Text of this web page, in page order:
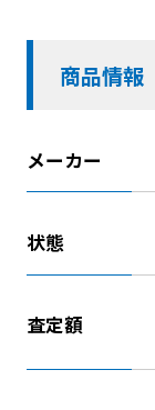
商品情報
メーカー
状態
査定額